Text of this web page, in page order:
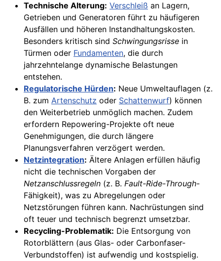
Technische Alterung: Verschleiß an Lagern,
Getrieben und Generatoren führt zu häufigeren
Ausfällen und höheren Instandhaltungskosten.
Besonders kritisch sind Schwingungsrisse in
Türmen oder Fundamenten, die durch
jahrzehntelange dynamische Belastungen
entstehen.
Regulatorische Hürden: Neue Umweltauflagen (z.
B. zum Artenschutz oder Schattenwurf) können
den Weiterbetrieb unmöglich machen. Zudem
erfordern Repowering-Projekte oft neue
Genehmigungen, die durch längere
Planungsverfahren verzögert werden.
Netzintegration: Ältere Anlagen erfüllen häufig
nicht die technischen Vorgaben der
Netzanschlussregeln (z. B. Fault-Ride-Through-
Fähigkeit), was zu Abregelungen oder
Netzstörungen führen kann. Nachrüstungen sind
oft teuer und technisch begrenzt umsetzbar.
Recycling-Problematik: Die Entsorgung von
Rotorblättern (aus Glas- oder Carbonfaser-
Verbundstoffen) ist aufwendig und kostspielig.